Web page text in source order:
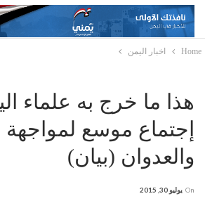
Home اخبار اليمن
هذا ما خرج به علماء
إجتماع موسع لمواجهة
والعدوان (بيان)
On يوليو 30, 2015